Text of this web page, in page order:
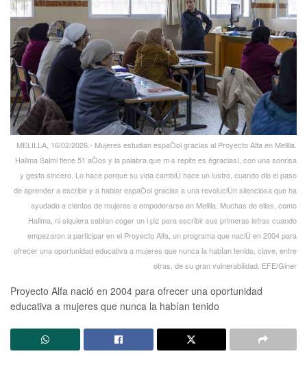
MELILLA, 16/02/2026.- Mujeres estudian espaÒol gracias al Proyecto Alfa en Melilla.
Halima Salmi tiene 51 aÒos y la palabra que m·s repite es ëgraciasí, con una sonrisa
y gesto sincero. Lo hace porque su vida cambiÛ hace un lustro, cuando dio el paso
de aprender a escribir y a hablar espaÒol gracias a una revoluciÛn silenciosa que ha
ayudado a cientos de mujeres a empoderarse en Melilla. Muchas de ellas, como
Halima, ni siquiera sabÌan coger un l·piz para escribir sus primeras letras cuando
empezaron a participar en el Proyecto Alfa, un programa que naciÛ en 2004 para
ofrecer una oportunidad educativa a mujeres que nunca la habÌan tenido, clave, entre
otras, de su gran vulnerabilidad. EFE/Giner
Proyecto Alfa nació en 2004 para ofrecer una oportunidad
educativa a mujeres que nunca la habían tenido